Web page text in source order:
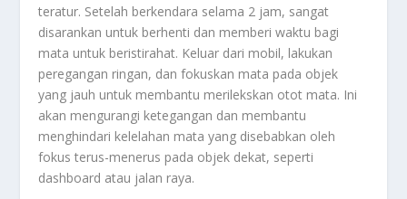
teratur. Setelah berkendara selama 2 jam, sangat
disarankan untuk berhenti dan memberi waktu bagi
mata untuk beristirahat. Keluar dari mobil, lakukan
peregangan ringan, dan fokuskan mata pada objek
yang jauh untuk membantu merilekskan otot mata. Ini
akan mengurangi ketegangan dan membantu
menghindari kelelahan mata yang disebabkan oleh
fokus terus-menerus pada objek dekat, seperti
dashboard atau jalan raya.